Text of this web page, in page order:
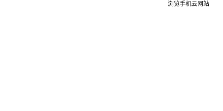
浏览手机云网站